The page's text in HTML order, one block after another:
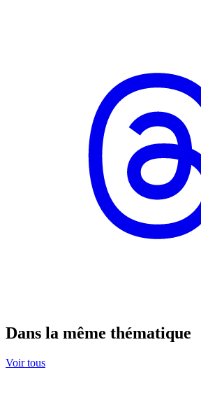
Dans la même thématique
Voir tous